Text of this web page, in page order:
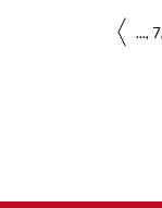
... 7